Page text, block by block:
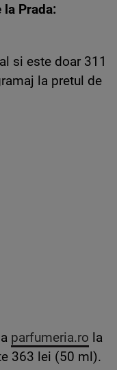
Prada:
si este doar 311
la pretul de
parfumeria.ro la
363 lei (50 ml).